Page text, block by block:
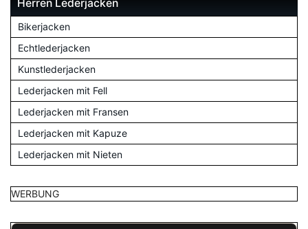
Herren Lederjacken
Bikerjacken
Echtlederjacken
Kunstlederjacken
Lederjacken mit Fell
Lederjacken mit Fransen
Lederjacken mit Kapuze
Lederjacken mit Nieten
WERBUNG